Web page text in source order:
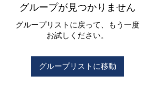
グループが見つかりません
グループリストに戻って、もう一度
お試しください。
グループリストに移動